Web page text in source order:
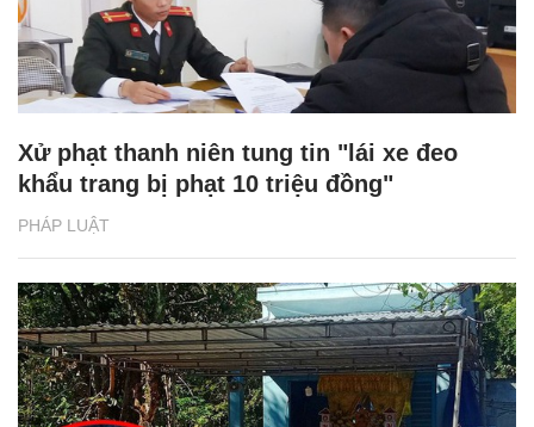
PHÁP LUẬT
Xử phạt thanh niên tung tin "lái xe đeo
khẩu trang bị phạt 10 triệu đồng"